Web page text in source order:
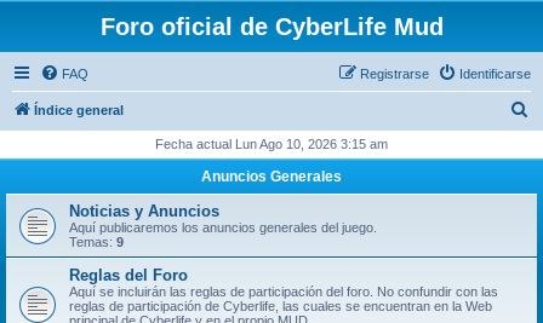
Foro oficial de CyberLife Mud
FAQ Identificarse
Registrarse
Índice general
c
r
Fecha actual Lun Ago 10, 2026 3:15 am
Anuncios Generales
Noticias y Anuncios
Aquí publicaremos los anuncios generales del juego.
Temas: 9
Reglas del Foro
Aquí se incluirán las reglas de participación del foro. No confundir con las
reglas de participación de Cyberlife, las cuales se encuentran en la Web